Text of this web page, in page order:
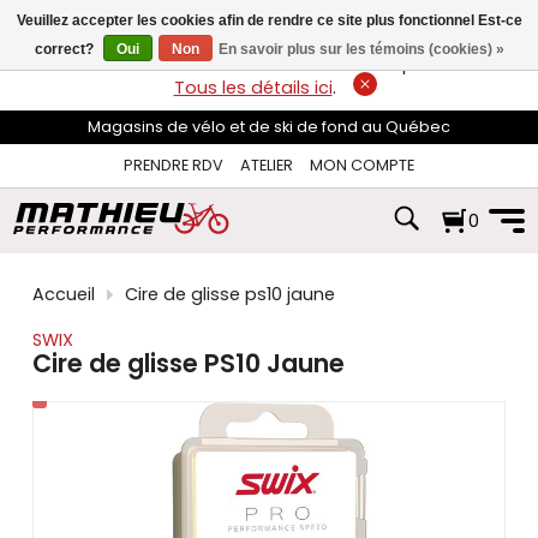
flèches
haut
et
pour
sélectionner
disponible.
Appuyez
pour
résultat
de
utilisateurs
LIVRAISON GRATUITEsur les commandes de plus de 74$*.
Tous les détails ici.
Magasins de vélo et de ski de fond au Québec
PRENDRE RDV
ATELIER MON COMPTE
0
Accueil
Cire de glisse ps10 jaune
SWIX
Cire de glisse PS10 Jaune
Veuillez accepter les cookies afin de rendre ce site plus fonctionnel Est-ce
correct?
Oui Non En savoir plus sur les témoins (cookies) »